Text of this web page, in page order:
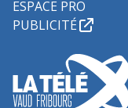
ESPACE PRO
PUBLICITÉ